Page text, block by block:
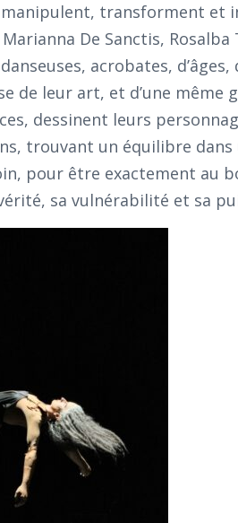
manipulent, transforment et
De Sanctis,
acrobates,
de leur art, et d’une même
dessinent leurs
trouvant un équilibre
pour être exactement au
sa vulnérabilité et sa